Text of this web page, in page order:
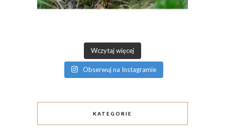
Wczytaj więcej
Obserwuj na Instagramie
KATEGORIE